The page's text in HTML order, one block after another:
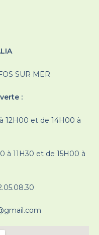
SUR MER
:
12H00 et de 14H00 à
à 11H30 et de 15H00 à